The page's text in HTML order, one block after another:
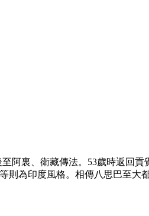
阿裏、衛藏傳法。53歲時返回
為印度風格。相傳八思巴至大